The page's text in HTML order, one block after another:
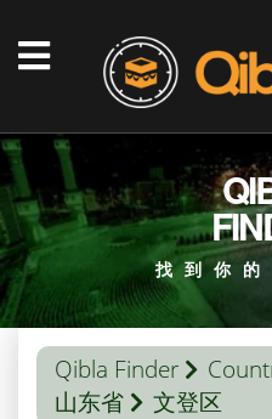
找到你
Qibla Finder
山东省
文登区